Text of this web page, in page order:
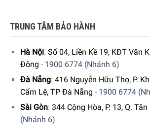
thời gian ngắn, thích hợp cho lượng
gấp.
Sấy khăn tắm (Towels):Làm khô
mại cho khăn tắm dày.
TRUNG TÂM BẢO HÀNH
Hà Nội: Số 04, Liền Kề 19, KĐT Văn
Đông - 1900 6774 (Nhánh 6)
Đà Nẵng: 416 Nguyễn Hữu Thọ, P.
Cẩm Lệ, TP Đà Nẵng - 1900 6774
Sài Gòn: 344 Cộng Hòa, P. 13, Q. Tân
(Nhánh 6)